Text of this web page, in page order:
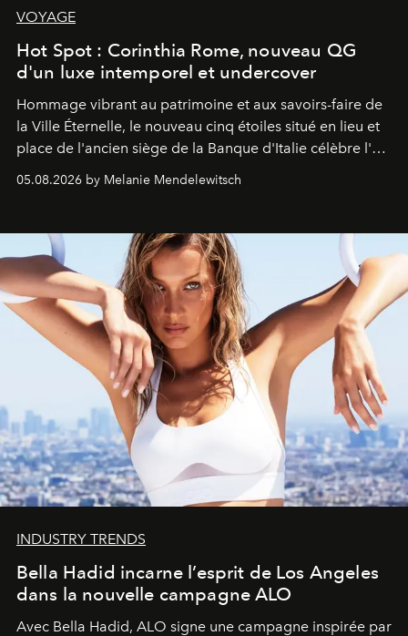
VOYAGE
Hot Spot : Corinthia Rome, nouveau QG
d'un luxe intemporel et undercover
Hommage vibrant au patrimoine et aux savoirs-faire de
la Ville Éternelle, le nouveau cinq étoiles situé en lieu et
place de l'ancien siège de la Banque d'Italie célèbre l'art
de vivre Romain dans toute son élégance intemporelle.
05.08.2026 by Melanie Mendelewitsch
INDUSTRY TRENDS
Bella Hadid incarne l’esprit de Los Angeles
dans la nouvelle campagne ALO
Avec Bella Hadid, ALO signe une campagne inspirée par